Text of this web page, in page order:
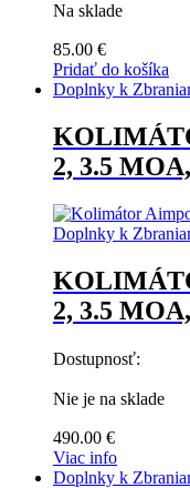
Na sklade
85.00 €
Pridať do košíka
Doplnky k
2, 3.5
Doplnky k
2, 3.5
Dostupnosť:
Nie je na sklade
490.00 €
Viac info
Doplnky k